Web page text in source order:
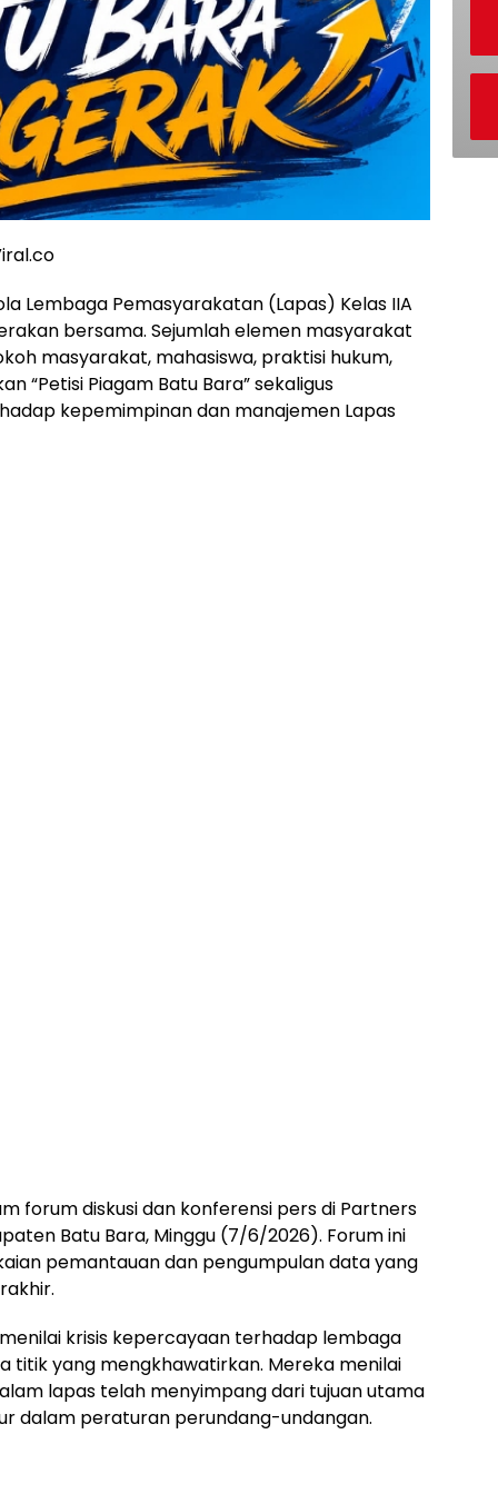
Lembaga Pemasyarakatan (Lapas) Kelas IIA
bersama. Sejumlah elemen masyarakat
masyarakat, mahasiswa, praktisi hukum,
“Petisi Piagam Batu Bara” sekaligus
kepemimpinan dan manajemen Lapas
forum diskusi dan konferensi pers di Partners
Batu Bara, Minggu (7/6/2026). Forum ini
pemantauan dan pengumpulan data yang
krisis kepercayaan terhadap lembaga
titik yang mengkhawatirkan. Mereka menilai
lapas telah menyimpang dari tujuan utama
dalam peraturan perundang-undangan.